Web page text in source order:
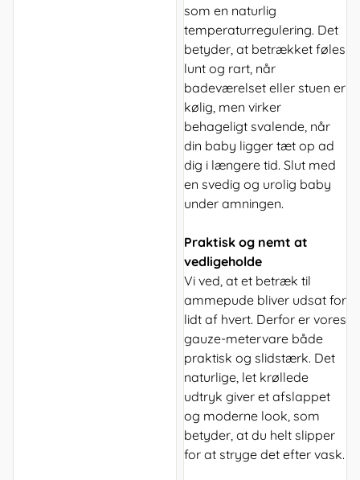
som en naturlig
temperaturregulering. Det
betyder, at betrækket føles
lunt og rart, når
badeværelset eller stuen er
kølig, men virker
behageligt svalende, når
din baby ligger tæt op ad
dig i længere tid. Slut med
en svedig og urolig baby
under amningen.
Praktisk og nemt at
vedligeholde
Vi ved, at et betræk til
ammepude bliver udsat for
lidt af hvert. Derfor er vores
gauze-metervare både
praktisk og slidstærk. Det
naturlige, let krøllede
udtryk giver et afslappet
og moderne look, som
betyder, at du helt slipper
for at stryge det efter vask.